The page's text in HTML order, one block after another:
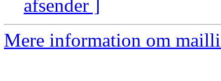
afsender ]
Mere information om